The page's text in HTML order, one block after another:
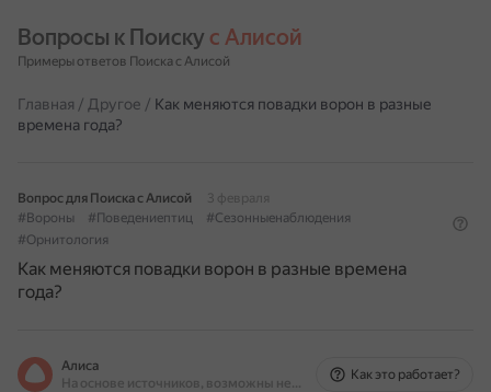
Вопросы к Поиску с Алисой
Примеры ответов Поиска с Алисой
Главная / Другое / Как меняются повадки ворон в разные
времена года?
Вопрос для Поиска с Алисой
3 февраля
#Вороны
#Поведениептиц
#Сезонныенаблюдения
#Орнитология
Как меняются повадки ворон в разные времена
года?
Алиса
На основе источников, возможны неточности
Как это работает?